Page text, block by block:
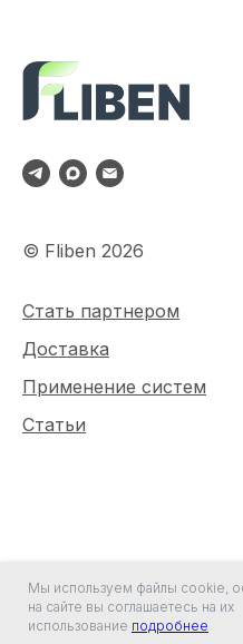
© Fliben 2026
Стать партнером
Доставка
Применение систем
Статьи
Мы используем файлы cookie,
на сайте вы соглашаетесь на их
использование подробнее